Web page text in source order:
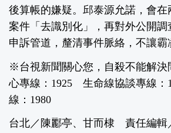
後算帳的嫌疑。邱泰源允諾，會在
案件「去識別化」，再對外公開調
申訴管道，釐清事件脈絡，不讓霸
※台視新聞關心您，自殺不能解決
心專線：1925 生命線協談專線
線：1980
台北／陳酈亭、甘而棣 責任編輯